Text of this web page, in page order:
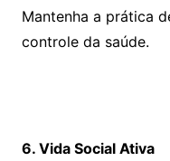
Mantenha a prática
controle da saúde.
6. Vida Social Ativa